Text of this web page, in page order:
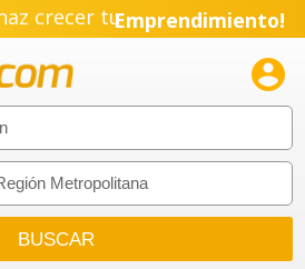
crecer tuEmprendimiento!
